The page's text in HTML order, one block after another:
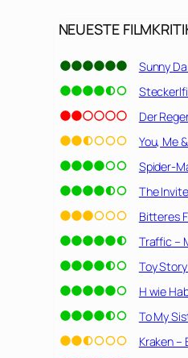
NEUESTE
Sunny
Der
You, Me
Spider-
The
Bitteres
Traffic –
Toy
H wie
To My
Kraken –